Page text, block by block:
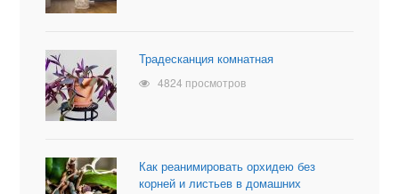
Традесканция комнатная
4824 просмотров
Как реанимировать орхидею без
корней и листьев в домашних